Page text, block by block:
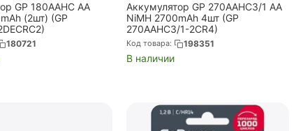
GP 180AAHC AA
(2шт) (GP
180721
Аккумулятор GP 270AAHC3/1 AA
NiMH 2700mAh 4шт (GP
270AAHC3/1-2CR4)
Код товара: 198351
В наличии